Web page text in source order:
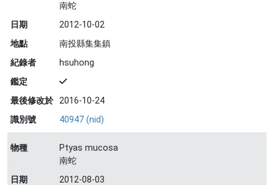
南蛇
日期
2012-10-02
地點
南投縣集集鎮
紀錄者
hsuhong
鑑定
最後修改於 2016-10-24
識別號
40947 (nid)
物種
Ptyas mucosa
南蛇
日期
2012-08-03